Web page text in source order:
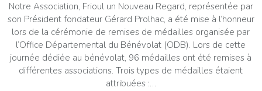
Notre Association, Frioul un Nouveau Regard, représentée par
son Président fondateur Gérard Prolhac, a été mise à l’honneur
lors de la cérémonie de remises de médailles organisée par
l’Office Départemental du Bénévolat (ODB). Lors de cette
journée dédiée au bénévolat, 96 médailles ont été remises à
différentes associations. Trois types de médailles étaient
attribuées :…